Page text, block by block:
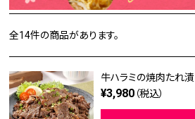
全14件の商品があります。
牛ハラミの焼肉たれ漬
¥3,980 （税込）